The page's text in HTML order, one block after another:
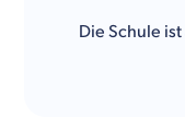
Die Schule